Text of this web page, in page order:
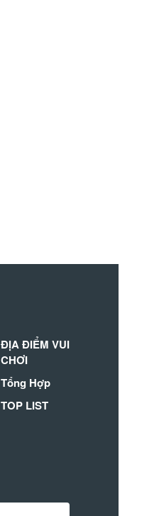
ĐỊA ĐIỂM VUI
CHƠI
Tổng Hợp
TOP LIST